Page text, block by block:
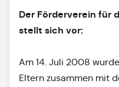
Der Förderverein für
stellt sich vor:
Am 14. Juli 2008
Eltern zusammen mit